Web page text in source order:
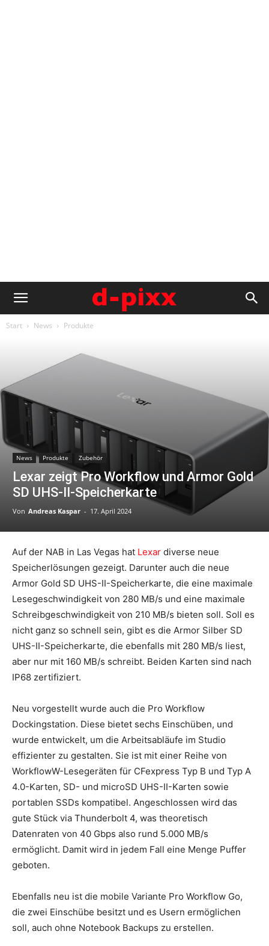
Start News Produkte
News Produkte Zubehör
Lexar zeigt Pro Workflow und Armor Gold
SD UHS-II-Speicherkarte
Von Andreas Kaspar - 17. April 2024
Auf der NAB in Las Vegas hat Lexar diverse neue
Speicherlösungen gezeigt. Darunter auch die neue
Armor Gold SD UHS-II-Speicherkarte, die eine maximale
Lesegeschwindigkeit von 280 MB/s und eine maximale
Schreibgeschwindigkeit von 210 MB/s bieten soll. Soll es
nicht ganz so schnell sein, gibt es die Armor Silber SD
UHS-II-Speicherkarte, die ebenfalls mit 280 MB/s liest,
aber nur mit 160 MB/s schreibt. Beiden Karten sind nach
IP68 zertifiziert.
Neu vorgestellt wurde auch die Pro Workflow
Dockingstation. Diese bietet sechs Einschüben, und
wurde entwickelt, um die Arbeitsabläufe im Studio
effizienter zu gestalten. Sie ist mit einer Reihe von
WorkflowW-Lesegeräten für CFexpress Typ B und Typ A
4.0-Karten, SD- und microSD UHS-II-Karten sowie
portablen SSDs kompatibel. Angeschlossen wird das
gute Stück via Thunderbolt 4, was theoretisch
Datenraten von 40 Gbps also rund 5.000 MB/s
ermöglicht. Damit wird in jedem Fall eine Menge Puffer
geboten.
Ebenfalls neu ist die mobile Variante Pro Workflow Go,
die zwei Einschübe besitzt und es Usern ermöglichen
soll, auch ohne Notebook Backups zu erstellen.